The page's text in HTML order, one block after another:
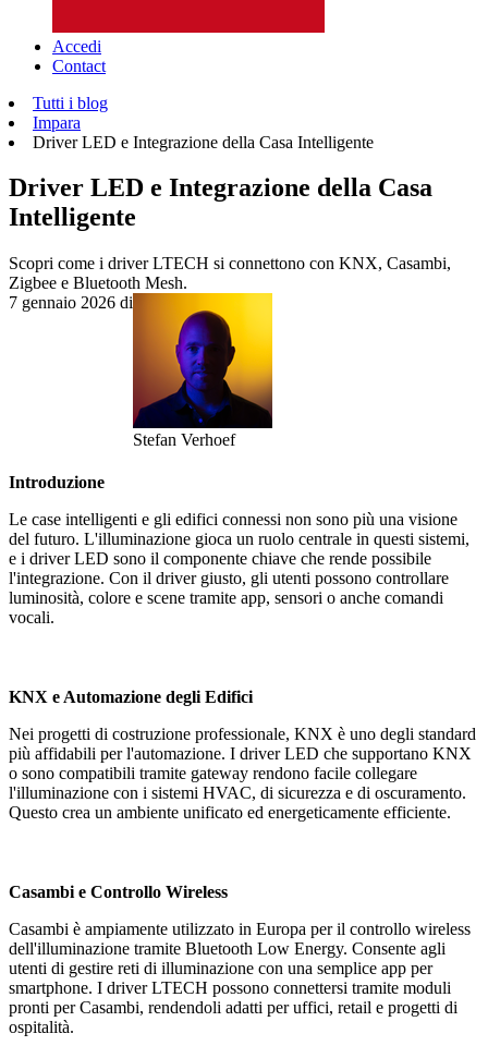
Accedi
Contact
Tutti i blog
Impara
Driver LED e Integrazione della Casa Intelligente
Driver LED e Integrazione della Casa
Intelligente
Scopri come i driver LTECH si connettono con KNX, Casambi,
Zigbee e Bluetooth Mesh.
7 gennaio 2026 di
Stefan Verhoef
Introduzione
Le case intelligenti e gli edifici connessi non sono più una visione
del futuro. L'illuminazione gioca un ruolo centrale in questi sistemi,
e i driver LED sono il componente chiave che rende possibile
l'integrazione. Con il driver giusto, gli utenti possono controllare
luminosità, colore e scene tramite app, sensori o anche comandi
vocali.
KNX e Automazione degli Edifici
Nei progetti di costruzione professionale, KNX è uno degli standard
più affidabili per l'automazione. I driver LED che supportano KNX
o sono compatibili tramite gateway rendono facile collegare
l'illuminazione con i sistemi HVAC, di sicurezza e di oscuramento.
Questo crea un ambiente unificato ed energeticamente efficiente.
Casambi e Controllo Wireless
Casambi è ampiamente utilizzato in Europa per il controllo wireless
dell'illuminazione tramite Bluetooth Low Energy. Consente agli
utenti di gestire reti di illuminazione con una semplice app per
smartphone. I driver LTECH possono connettersi tramite moduli
pronti per Casambi, rendendoli adatti per uffici, retail e progetti di
ospitalità.